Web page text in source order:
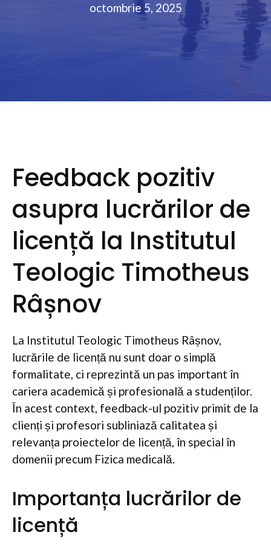
octombrie 5, 2025
Feedback pozitiv
asupra lucrărilor de
licență la Institutul
Teologic Timotheus
Râșnov
La Institutul Teologic Timotheus Râșnov,
lucrările de licență nu sunt doar o simplă
formalitate, ci reprezintă un pas important în
cariera academică și profesională a studenților.
În acest context, feedback-ul pozitiv primit de la
clienți și profesori subliniază calitatea și
relevanța proiectelor de licență, în special în
domenii precum Fizica medicală.
Importanța lucrărilor de
licență